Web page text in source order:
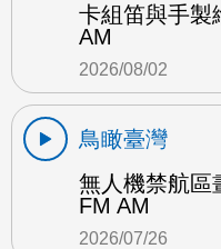
卡組笛與手製
AM
2026/08/02
鳥瞰臺灣
無人機禁航區
FM AM
2026/07/26